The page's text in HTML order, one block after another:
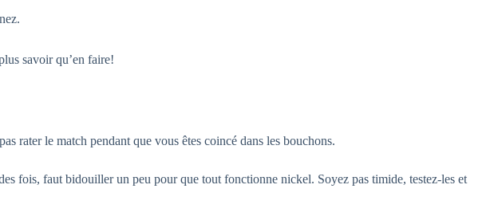
savoir qu’en faire!
rater le match pendant que vous êtes coincé dans les bouchons.
fois, faut bidouiller un peu pour que tout fonctionne nickel. Soyez pas timide, testez-les et